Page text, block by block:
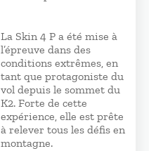
La Skin 4 P a été mise à
l’épreuve dans des
conditions extrêmes, en
tant que protagoniste du
vol depuis le sommet du
K2. Forte de cette
expérience, elle est prête
à relever tous les défis en
montagne.